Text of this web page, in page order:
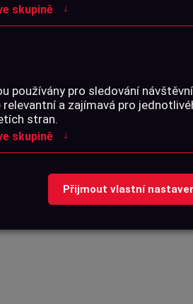
skupině ↓
používány pro sledování
a zajímavá pro
stran.
skupině ↓
Přijmout vlastní
mm / .44 / .45